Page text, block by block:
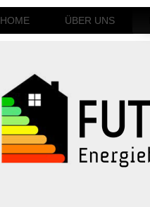
HOME ÜBER UNS